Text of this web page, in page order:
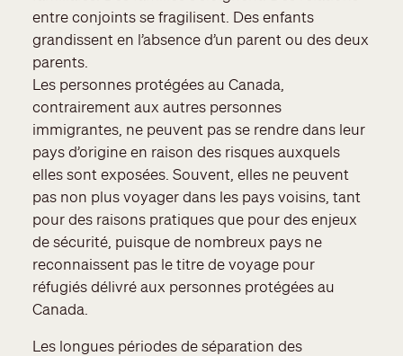
entre conjoints se fragilisent. Des enfants
grandissent en l’absence d’un parent ou des deux
parents.
Les personnes protégées au Canada,
contrairement aux autres personnes
immigrantes, ne peuvent pas se rendre dans leur
pays d’origine en raison des risques auxquels
elles sont exposées. Souvent, elles ne peuvent
pas non plus voyager dans les pays voisins, tant
pour des raisons pratiques que pour des enjeux
de sécurité, puisque de nombreux pays ne
reconnaissent pas le titre de voyage pour
réfugiés délivré aux personnes protégées au
Canada.
Les longues périodes de séparation des